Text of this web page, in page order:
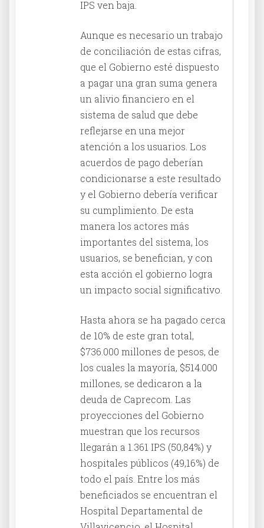
IPS ven baja.
Aunque es necesario un trabajo
de conciliación de estas cifras,
que el Gobierno esté dispuesto
a pagar una gran suma genera
un alivio financiero en el
sistema de salud que debe
reflejarse en una mejor
atención a los usuarios. Los
acuerdos de pago deberían
condicionarse a este resultado
y el Gobierno debería verificar
su cumplimiento. De esta
manera los actores más
importantes del sistema, los
usuarios, se benefician, y con
esta acción el gobierno logra
un impacto social significativo.
Hasta ahora se ha pagado cerca
de 10% de este gran total,
$736.000 millones de pesos, de
los cuales la mayoría, $514.000
millones, se dedicaron a la
deuda de Caprecom. Las
proyecciones del Gobierno
muestran que los recursos
llegarán a 1.361 IPS (50,84%) y
hospitales públicos (49,16%) de
todo el país. Entre los más
beneficiados se encuentran el
Hospital Departamental de